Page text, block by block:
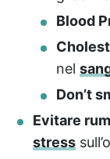
Blood
nel
Don’t
Evitare
stress